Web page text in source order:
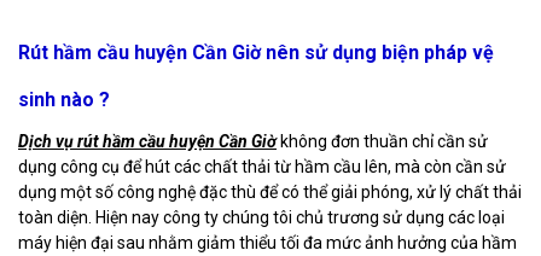
Rút hầm cầu huyện Cần Giờ nên sử dụng biện pháp vệ
sinh nào ?
Dịch vụ rút hầm cầu huyện Cần Giờkhông đơn thuần chỉ cần sử
dụng công cụ để hút các chất thải từ hầm cầu lên, mà còn cần sử
dụng một số công nghệ đặc thù để có thể giải phóng, xử lý chất thải
toàn diện. Hiện nay công ty chúng tôi chủ trương sử dụng các loại
máy hiện đại sau nhằm giảm thiểu tối đa mức ảnh hưởng của hầm